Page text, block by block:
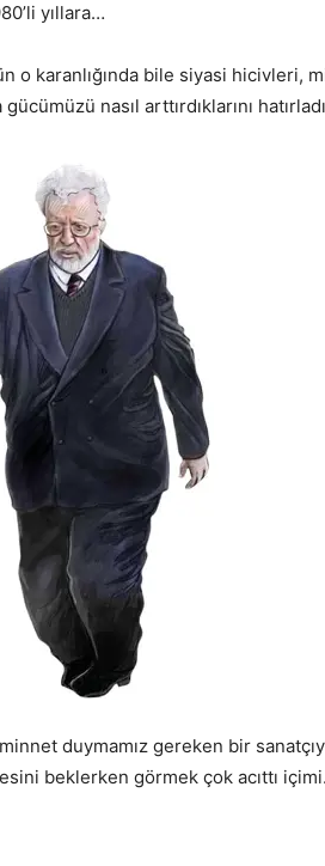
yıllara…
o karanlığında bile siyasi hicivleri,
nasıl arttırdıklarını
duymamız gereken bir
beklerken görmek çok acıttı